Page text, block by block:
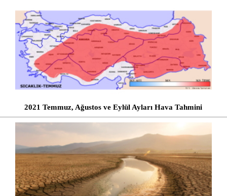
2021 Temmuz, Ağustos ve Eylül Ayları Hava Tahmini